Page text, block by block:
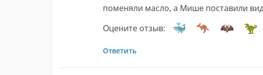
поменяли масло, а Мише поставили
Оцените отзыв:
Ответить